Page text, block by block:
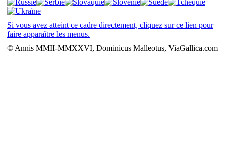
Si vous avez atteint ce cadre directement, cliquez sur ce lien pour
faire apparaître les menus.
© Annis MMII-MMXXVI, Dominicus Malleotus, ViaGallica.com